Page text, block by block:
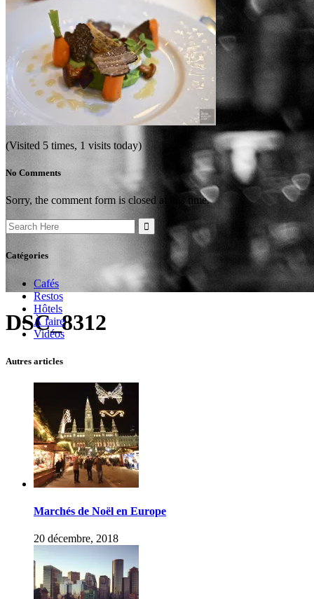
DSC_8312
(Visited 5 times, 1 visits today)
No Comments
Sorry, the comment form is closed at this time.
Search
for:
Catégories
Cafés
Restos
Hôtels
À faire
Vidéos
Autres articles
Marchés de Noël en Europe
20 décembre, 2018